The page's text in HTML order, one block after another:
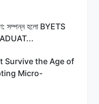
সম্পন্ন হলো BYETS
Survive the Age of
Micro-